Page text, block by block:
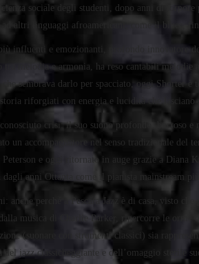
sociale degli studenti, dopo anni di
altri linguaggi afroamericani, come il blues,
influenti e emozionanti, profondo innovatore
melodia e armonia, ha reso cantabili melodie
sembrava darlo per spacciato, oggi Shorter
riforgiati con energia e lucidità che lasciano
crisi: il suo suono profondo, burroso
un accompagnatore nel senso tradizionale del
e oggi ritornato in auge grazie a Diana
anni Ottanta come il pianista mainstream
perché a Pescara Jazz è di casa, visto
musica di Charlie Parker, ripercorre le
(suonare con strumenti classici) sia
jazz classicheggiante e dell’omaggio sterile